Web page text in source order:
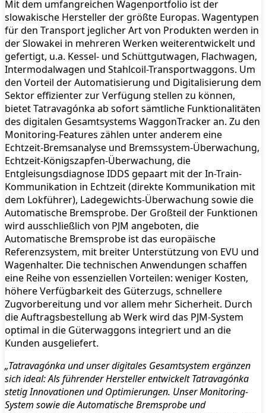
Mit dem umfangreichen Wagenportfolio ist der
slowakische Hersteller der größte Europas. Wagentypen
für den Transport jeglicher Art von Produkten werden in
der Slowakei in mehreren Werken weiterentwickelt und
gefertigt, u.a. Kessel- und Schüttgutwagen, Flachwagen,
Intermodalwagen und Stahlcoil-Transportwaggons. Um
den Vorteil der Automatisierung und Digitalisierung dem
Sektor effizienter zur Verfügung stellen zu können,
bietet Tatravagónka ab sofort sämtliche Funktionalitäten
des digitalen Gesamtsystems WaggonTracker an. Zu den
Monitoring-Features zählen unter anderem eine
Echtzeit-Bremsanalyse und Bremssystem-Überwachung,
Echtzeit-Königszapfen-Überwachung, die
Entgleisungsdiagnose IDDS gepaart mit der In-Train-
Kommunikation in Echtzeit (direkte Kommunikation mit
dem Lokführer), Ladegewichts-Überwachung sowie die
Automatische Bremsprobe. Der Großteil der Funktionen
wird ausschließlich von PJM angeboten, die
Automatische Bremsprobe ist das europäische
Referenzsystem, mit breiter Unterstützung von EVU und
Wagenhalter. Die technischen Anwendungen schaffen
eine Reihe von essenziellen Vorteilen: weniger Kosten,
höhere Verfügbarkeit des Güterzugs, schnellere
Zugvorbereitung und vor allem mehr Sicherheit. Durch
die Auftragsbestellung ab Werk wird das PJM-System
optimal in die Güterwaggons integriert und an die
Kunden ausgeliefert.
„Tatravagónka und unser digitales Gesamtsystem ergänzen
sich ideal: Als führender Hersteller entwickelt Tatravagónka
stetig Innovationen und Optimierungen. Unser Monitoring-
System sowie die Automatische Bremsprobe und